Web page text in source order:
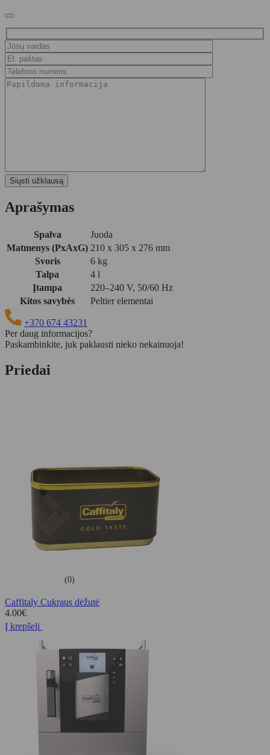
Aprašymas
Spalva
Juoda
Matmenys (PxAxG) 210 x 305 x 276 mm
Svoris
6 kg
Talpa
4 l
Įtampa
220–240 V, 50/60 Hz
Kitos savybės
Peltier elementai
+370 674 43231
Per daug informacijos?
Paskambinkite, juk paklausti nieko nekainuoja!
Priedai
(0)
Caffitaly Cukraus dėžutė
4.00€
Į krepšelį